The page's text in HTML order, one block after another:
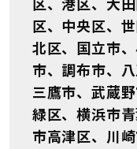
区、中央区、
北区、国立市
市、調布市、
三鷹市、武蔵
緑区、横浜市
市高津区、川